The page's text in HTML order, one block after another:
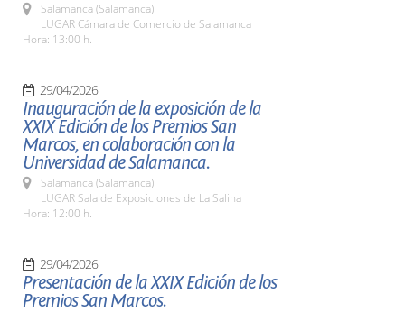
Salamanca (Salamanca)
LUGAR Cámara de Comercio de Salamanca
Hora: 13:00 h.
29/04/2026
Inauguración de la exposición de la
XXIX Edición de los Premios San
Marcos, en colaboración con la
Universidad de Salamanca.
Salamanca (Salamanca)
LUGAR Sala de Exposiciones de La Salina
Hora: 12:00 h.
29/04/2026
Presentación de la XXIX Edición de los
Premios San Marcos.